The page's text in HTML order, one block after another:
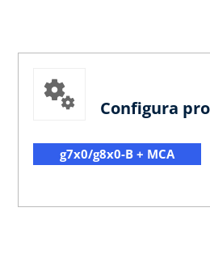
Configura
g7x0/g8x0-B + MCA